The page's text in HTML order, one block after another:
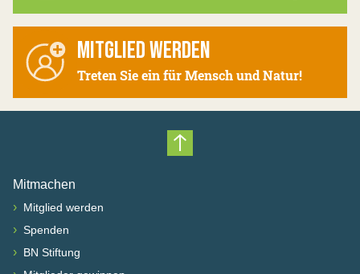
MITGLIED WERDEN
Treten Sie ein für Mensch und Natur!
Nach oben scrollen
Mitmachen
› Mitglied werden
› Spenden
› BN Stiftung